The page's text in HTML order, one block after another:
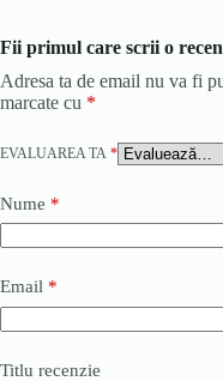
Fii primul care scrii o
Adresa ta de email nu va fi
marcate cu *
EVALUAREA TA *
Nume *
Email *
Titlu recenzie